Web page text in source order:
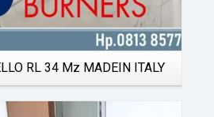
RL 34 Mz MADEIN ITALY